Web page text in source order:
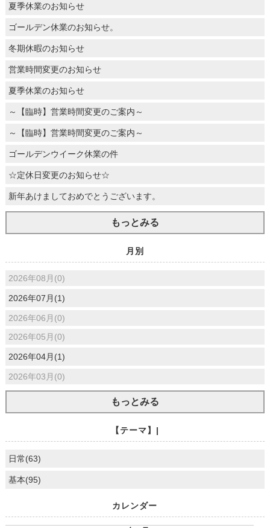
夏季休業のお知らせ
ゴールデン休業のお知らせ。
冬期休暇のお知らせ
営業時間変更のお知らせ
夏季休業のお知らせ
～【臨時】営業時間変更のご案内～
～【臨時】営業時間変更のご案内～
ゴールデンウイーク休業の件
☆定休日変更のお知らせ☆
新年あけましておめでとうございます。
もっとみる
月別
2026年08月(0)
2026年07月(1)
2026年06月(0)
2026年05月(0)
2026年04月(1)
2026年03月(0)
もっとみる
【テーマ】|
日常(63)
基本(95)
カレンダー